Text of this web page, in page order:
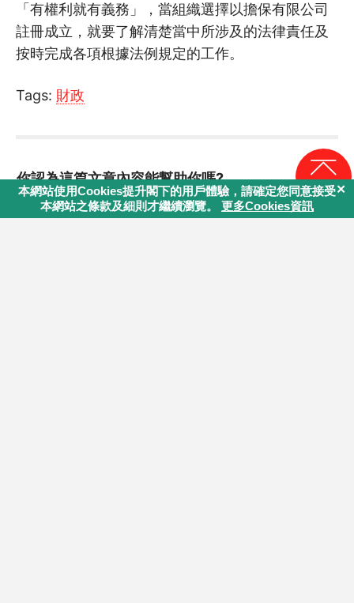
「有權利就有義務」，當組織選擇以擔保有限公司
註冊成立，就要了解清楚當中所涉及的法律責任及
按時完成各項根據法例規定的工作。
Tags: 財政
你認為這篇文章內容能幫助你嗎? 回頁頂